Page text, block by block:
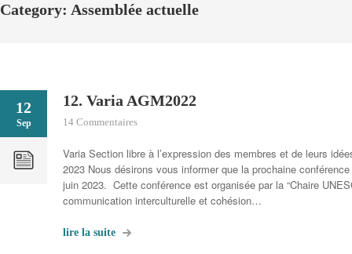
Category: Assemblée actuelle
12
Sep
12. Varia AGM2022
14 Commentaires
Varia Section libre à l’expression des membres et de leurs
2023 Nous désirons vous informer que la prochaine
juin 2023. Cette conférence est organisée par la “Chaire
communication interculturelle et cohésion…
lire la suite